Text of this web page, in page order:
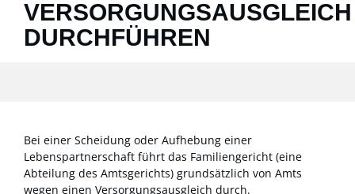
VERSORGUNGSAUSGLEICH
DURCHFÜHREN
Bei einer Scheidung oder Aufhebung einer
Lebenspartnerschaft führt das Familiengericht (eine
Abteilung des Amtsgerichts) grundsätzlich von Amts
wegen einen Versorgungsausgleich durch.